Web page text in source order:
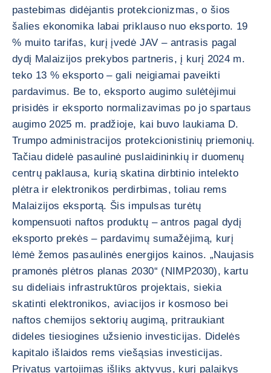
pastebimas didėjantis protekcionizmas, o šios
šalies ekonomika labai priklauso nuo eksporto. 19
% muito tarifas, kurį įvedė JAV – antrasis pagal
dydį Malaizijos prekybos partneris, į kurį 2024 m.
teko 13 % eksporto – gali neigiamai paveikti
pardavimus. Be to, eksporto augimo sulėtėjimui
prisidės ir eksporto normalizavimas po jo spartaus
augimo 2025 m. pradžioje, kai buvo laukiama D.
Trumpo administracijos protekcionistinių priemonių.
Tačiau didelė pasaulinė puslaidininkių ir duomenų
centrų paklausa, kurią skatina dirbtinio intelekto
plėtra ir elektronikos perdirbimas, toliau rems
Malaizijos eksportą. Šis impulsas turėtų
kompensuoti naftos produktų – antros pagal dydį
eksporto prekės – pardavimų sumažėjimą, kurį
lėmė žemos pasaulinės energijos kainos. „Naujasis
pramonės plėtros planas 2030“ (NIMP2030), kartu
su dideliais infrastruktūros projektais, siekia
skatinti elektronikos, aviacijos ir kosmoso bei
naftos chemijos sektorių augimą, pritraukiant
dideles tiesiogines užsienio investicijas. Didelės
kapitalo išlaidos rems viešąsias investicijas.
Privatus vartojimas išliks aktyvus, kurį palaikys